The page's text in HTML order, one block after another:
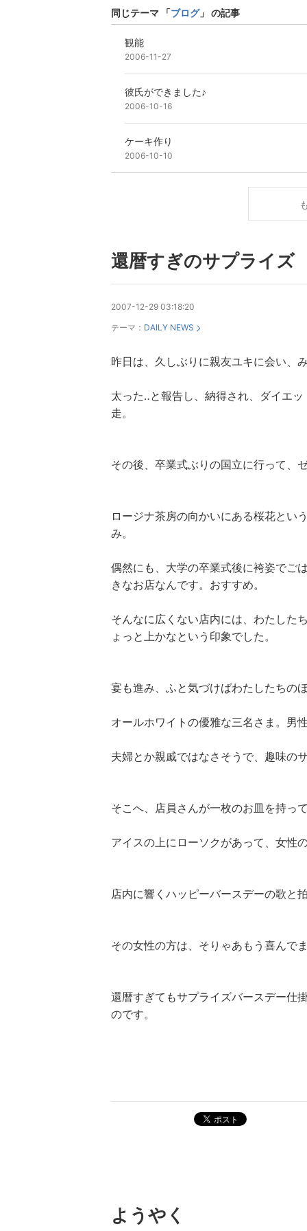
同じテーマ 「ブログ」 の記事
観能
2006-11-27
彼氏ができました♪
2006-10-16
ケーキ作り
2006-10-10
還暦すぎのサプライズ
2007-12-29 03:18:20
テーマ： DAILY NEWS
昨日は、久しぶりに親友ユキに会い、
太った‥と報告し、納得され、ダイエ
走。
その後、卒業式ぶりの国立に行って、
ロージナ茶房の向かいにある桜花とい
み。
偶然にも、大学の卒業式後に袴姿でご
きなお店なんです。おすすめ。
そんなに広くない店内には、わたした
ょっと上かなという印象でした。
宴も進み、ふと気づけばわたしたちの
オールホワイトの優雅な三名さま。男
夫婦とか親戚ではなさそうで、趣味の
そこへ、店員さんが一枚のお皿を持っ
アイスの上にローソクがあって、女性
店内に響くハッピーバースデーの歌と
その女性の方は、そりゃあもう喜んで
還暦すぎてもサプライズバースデー仕
のです。
ポスト
ようやく